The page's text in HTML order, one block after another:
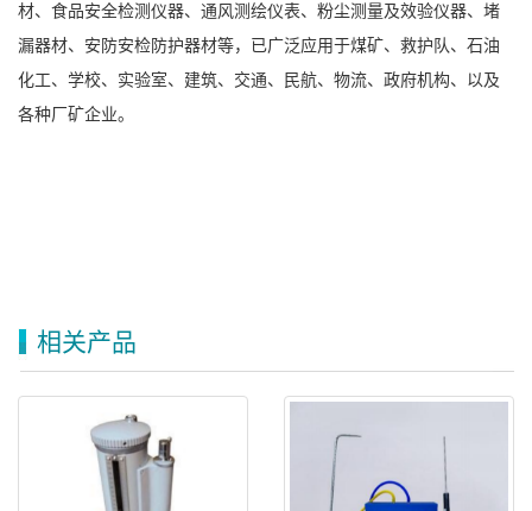
材、食品安全检测仪器、通风测绘仪表、粉尘测量及效验仪器、堵
漏器材、安防安检防护器材等，已广泛应用于煤矿、救护队、石油
化工、学校、实验室、建筑、交通、民航、物流、政府机构、以及
各种厂矿企业。
相关产品